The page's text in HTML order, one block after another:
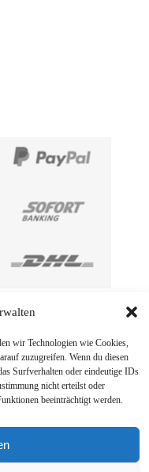
wir Technologien wie Cookies,
zuzugreifen. Wenn du diesen
Surfverhalten oder eindeutige IDs
nicht erteilst oder
beeinträchtigt werden.